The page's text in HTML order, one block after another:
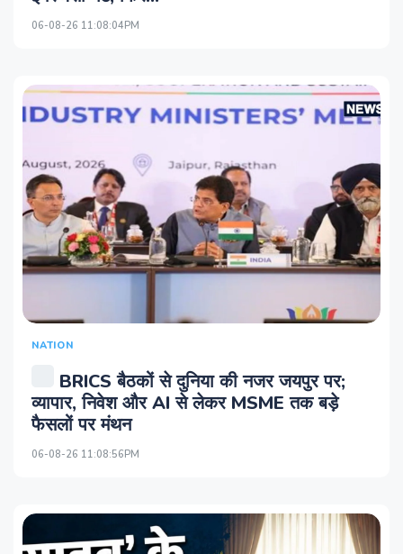
06-08-26 11:08:04PM
NATION
BRICS बैठकों से दुनिया की नजर जयपुर पर;
व्यापार, निवेश और AI से लेकर MSME तक बड़े
फैसलों पर मंथन
06-08-26 11:08:56PM